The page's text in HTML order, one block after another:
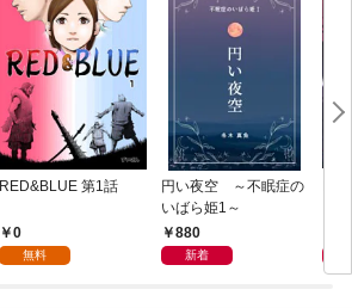
RED&BLUE 第1話
0
無料
円い夜空 ～不眠症の
いばら姫1～
880
新着